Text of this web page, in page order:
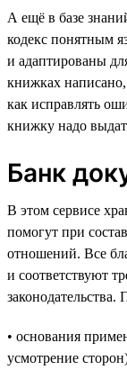
А ещё в базе
кодекс понятным
и адаптированы
книжках написано,
как исправлять
книжку надо
Банк
В этом сервисе
помогут при
отношений. Все
и соответствуют
• основания
усмотрение